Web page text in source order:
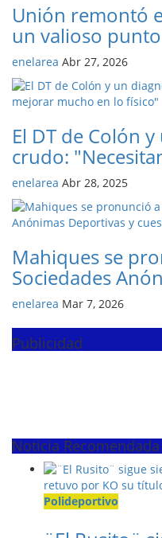
Unión remontó
un valioso
enelarea Abr 27, 2026
El DT de Colón
crudo:
enelarea Abr 28, 2025
Mahiques se
Sociedades
enelarea Mar 7, 2026
Publicidad
Noticia Recomendada
Polideportivo